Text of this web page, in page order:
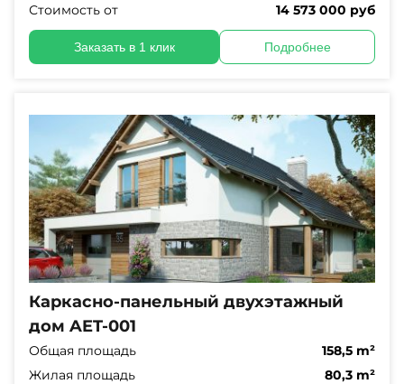
Стоимость от
14 573 000 руб
Заказать в 1 клик Подробнее
Каркасно-панельный двухэтажный
дом AET-001
Общая площадь
158,5 m²
Жилая площадь
80,3 m²